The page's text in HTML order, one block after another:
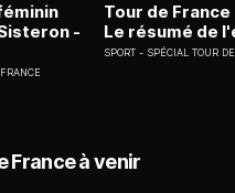
-
Tour de France
Le résumé de
SPORT SPÉCIAL TOUR
France à venir